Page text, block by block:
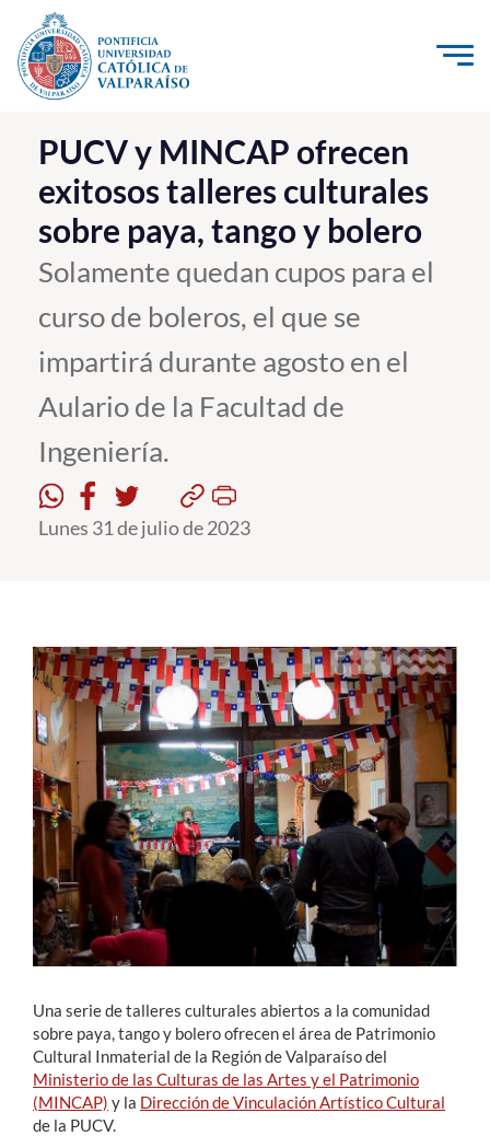
Click acá para ir directamente al contenido
La Universidad
Investigación, Creación e Innovación
PUCV Internacional
Vinculación con el Medio
Admisión
Pregrado
Formación Continua
Alumni
English
PUCV y MINCAP ofrecen
exitosos talleres culturales
sobre paya, tango y bolero
Solamente quedan cupos para el
curso de boleros, el que se
impartirá durante agosto en el
Aulario de la Facultad de
Ingeniería.
Lunes 31 de julio de 2023
Una serie de talleres culturales abiertos a la comunidad
sobre paya, tango y bolero ofrecen el área de Patrimonio
Cultural Inmaterial de la Región de Valparaíso del
Ministerio de las Culturas de las Artes y el Patrimonio
(MINCAP) y la Dirección de Vinculación Artístico Cultural
de la PUCV.